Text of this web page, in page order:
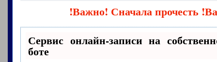
!Важно! Сначала прочесть
Сервис онлайн-записи на
боте